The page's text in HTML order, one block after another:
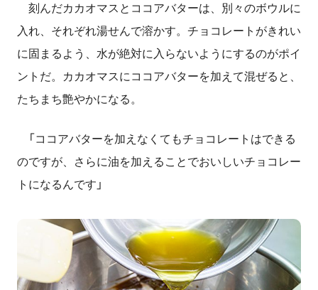
刻んだカカオマスとココアバターは、別々のボウルに
入れ、それぞれ湯せんで溶かす。チョコレートがきれい
に固まるよう、水が絶対に入らないようにするのがポイ
ントだ。カカオマスにココアバターを加えて混ぜると、
たちまち艶やかになる。
「ココアバターを加えなくてもチョコレートはできる
のですが、さらに油を加えることでおいしいチョコレー
トになるんです」